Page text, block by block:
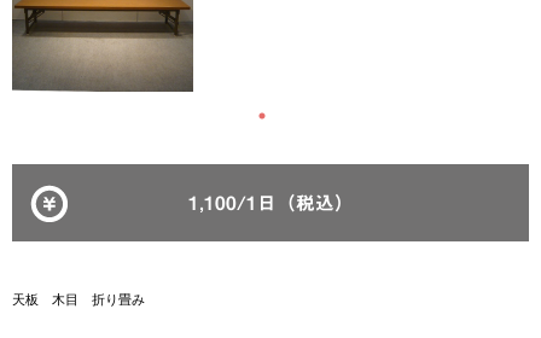
1,100/1日（税込）
天板 木目 折り畳み